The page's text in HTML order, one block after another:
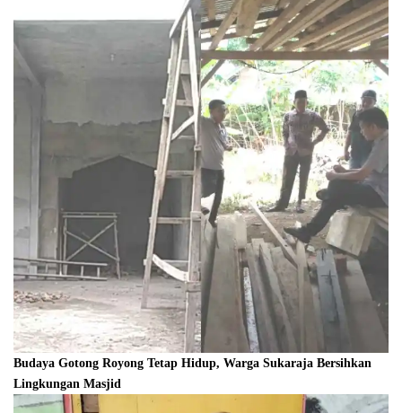
Budaya Gotong Royong Tetap Hidup, Warga Sukaraja Bersihkan
Lingkungan Masjid